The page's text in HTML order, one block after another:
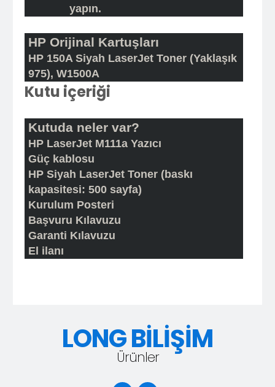
yapın.
HP Orijinal Kartuşları
HP 150A Siyah LaserJet Toner (Yaklaşık
975), W1500A
Kutu içeriği
Kutuda neler var?
HP LaserJet M111a Yazıcı
Güç kablosu
HP Siyah LaserJet Toner (baskı
kapasitesi: 500 sayfa)
Kurulum Posteri
Başvuru Kılavuzu
Garanti Kılavuzu
El ilanı
LONG BİLİŞİM
Ürünler